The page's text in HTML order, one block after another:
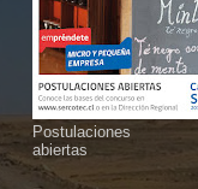
Postulaciones
abiertas